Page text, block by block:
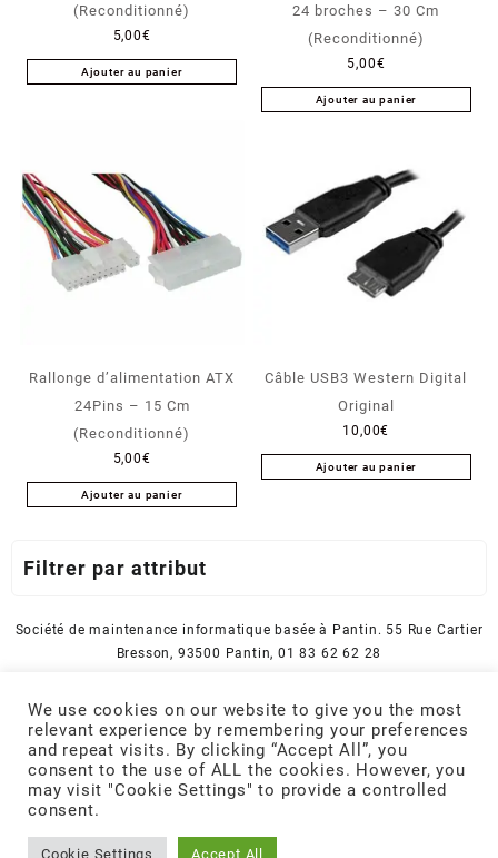
(Reconditionné)
5,00€
Ajouter au panier
24 broches – 30 Cm
(Reconditionné)
5,00€
Ajouter au panier
Rallonge d’alimentation ATX
24Pins – 15 Cm
(Reconditionné)
5,00€
Ajouter au panier
Câble USB3 Western Digital
Original
10,00€
Ajouter au panier
Filtrer par attribut
Société de maintenance informatique basée à Pantin. 55 Rue Cartier
Bresson, 93500 Pantin, 01 83 62 62 28
Conditions Générales de Vente et d’Utilisation
Politique de confidentialité
Votre compte
© 2026Green IT lab
We use cookies on our website to give you the most
relevant experience by remembering your preferences
and repeat visits. By clicking “Accept All”, you
consent to the use of ALL the cookies. However, you
may visit "Cookie Settings" to provide a controlled
consent.
Cookie Settings Accept All